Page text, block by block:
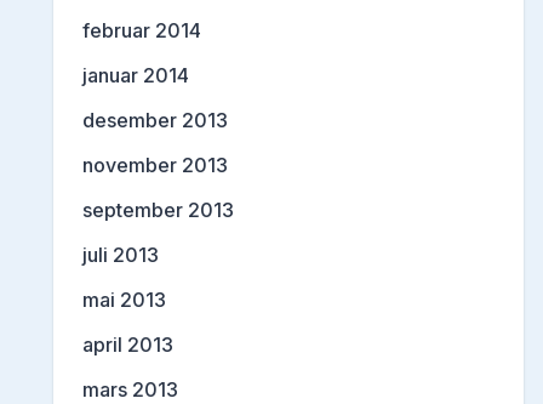
februar 2014
januar 2014
desember 2013
november 2013
september 2013
juli 2013
mai 2013
april 2013
mars 2013